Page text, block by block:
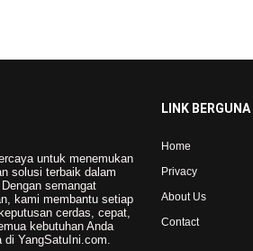
untuk menemukan
solusi terbaik dalam
semangat
kami membantu setiap
cerdas, cepat,
kebutuhan Anda
di YangSatuIni.com.
LINK BERGUNA
Home
Privacy
About Us
Contact